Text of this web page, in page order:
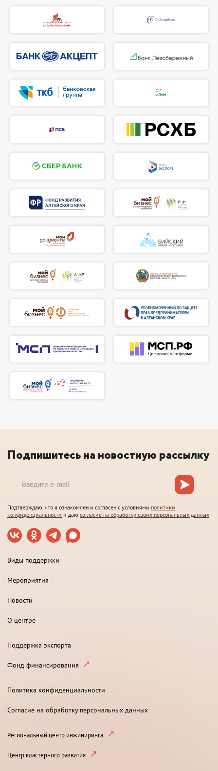
Подпишитесь на новостную рассылку
Подтверждаю, что я ознакомлен и согласен с условиями политики
конфиденциальности и даю согласие на обработку своих персональных данных
Виды поддержки
Мероприятия
Новости
О центре
Поддержка экспорта
Фонд финансирования
Политика конфиденциальности
Согласие на обработку персональных данных
Региональный центр инжиниринга
Центр кластерного развития